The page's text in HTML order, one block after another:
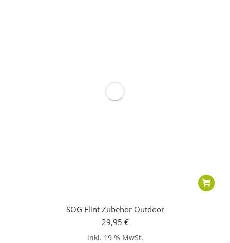
SOG Flint Zubehör Outdoor
29,95 €
inkl. 19 % MwSt.